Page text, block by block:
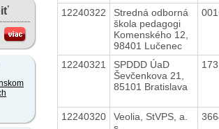
12240322
Stredná odborná
škola pedagogi
Komenského 12,
98401 Lučenec
12240321
SPDDD ÚaD
Ševčenkova 21,
85101 Bratislava
12240320
Veolia, StVPS, a.